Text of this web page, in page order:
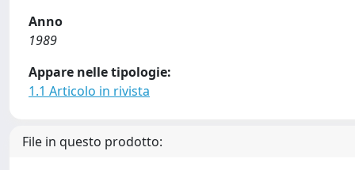
Anno
1989
Appare nelle tipologie:
1.1 Articolo in rivista
File in questo prodotto: